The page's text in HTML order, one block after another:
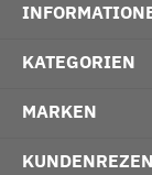
KATEGORIEN
MARKEN